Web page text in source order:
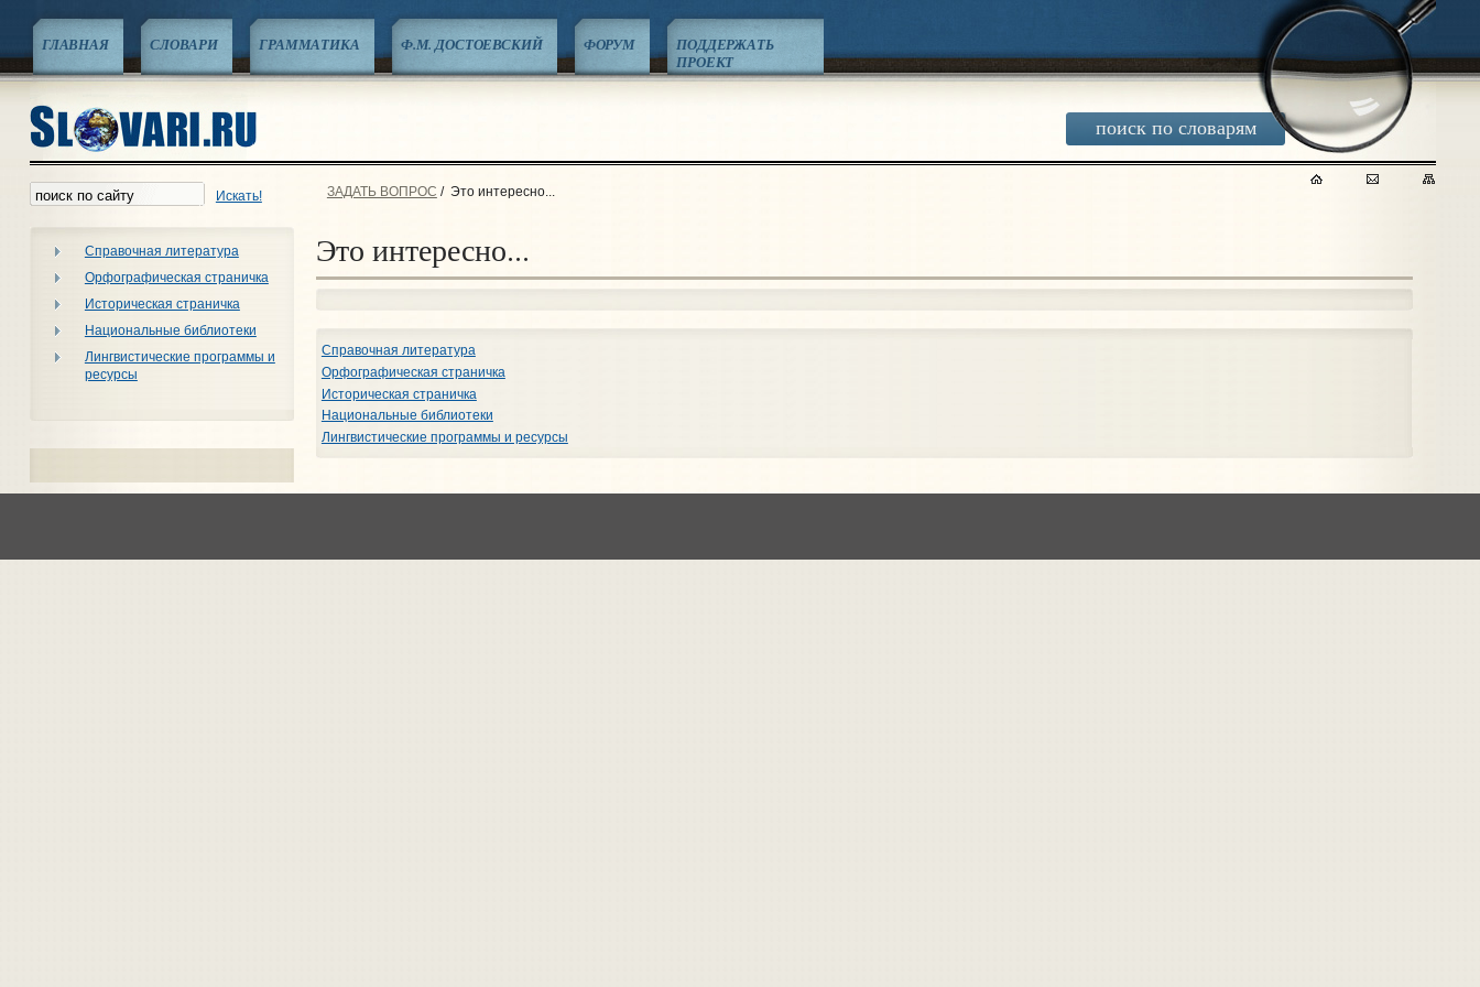
поиск по словарям
ГЛАВНАЯ СЛОВАРИ ГРАММАТИКА Ф.М. ДОСТОЕВСКИЙ ФОРУМ
ПОДДЕРЖАТЬ
ПРОЕКТ
Искать!
Справочная литература
Орфографическая страничка
Историческая страничка
Национальные библиотеки
Лингвистические программы и
ресурсы
ЗАДАТЬ ВОПРОС / Это интересно...
Это интересно...
Справочная литература
Орфографическая страничка
Историческая страничка
Национальные библиотеки
Лингвистические программы и ресурсы